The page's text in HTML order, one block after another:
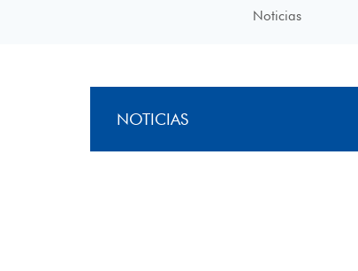
Noticias
NOTICIAS